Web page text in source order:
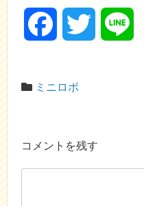
c
ミニロボ
コメントを残す